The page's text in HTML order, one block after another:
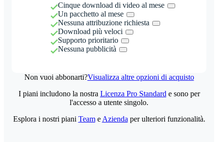
Cinque download di video al mese
Un pacchetto al mese
Nessuna attribuzione richiesta
Download più veloci
Supporto prioritario
Nessuna pubblicità
Non vuoi abbonarti?Visualizza altre opzioni di acquisto
I piani includono la nostra Licenza Pro Standard e sono per
l'accesso a utente singolo.
Esplora i nostri piani Teame Azienda per ulteriori funzionalità.